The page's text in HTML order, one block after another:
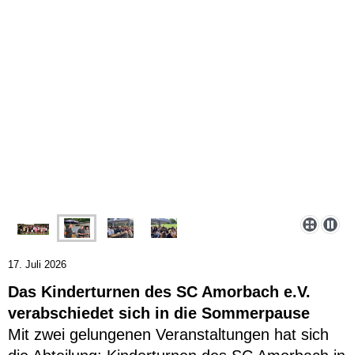
17. Juli 2026
Das Kinderturnen des SC Amorbach e.V.
verabschiedet sich in die Sommerpause
Mit zwei gelungenen Veranstaltungen hat sich